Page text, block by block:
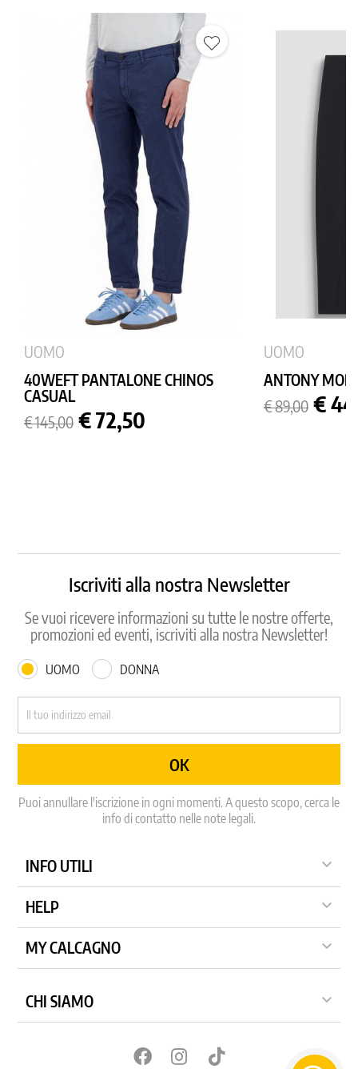
UOMO
40WEFT PANTALONE CHINOS
CASUAL
Prezzo
base
€ 145,00 Prezzo
€ 72,50
UOMO
ANTONY
Prezzo
base
€ 89,00 €
Iscriviti alla nostra Newsletter
Se vuoi ricevere informazioni su tutte le nostre offerte,
promozioni ed eventi, iscriviti alla nostra Newsletter!
UOMO DONNA
Puoi annullare l'iscrizione in ogni momenti. A questo scopo, cerca le
info di contatto nelle note legali.
INFO UTILI 
HELP 
MY CALCAGNO 
CHI SIAMO 